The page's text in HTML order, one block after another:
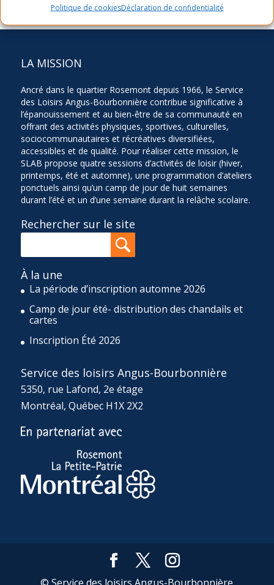
Politique de cookiesDéclaration de confidentialité
LA MISSION
Ancré dans le quartier Rosemont depuis 1966, le Service
des Loisirs Angus-Bourbonnière contribue significative à
l’épanouissement et au bien-être de sa communauté en
offrant des activités physiques, sportives, culturelles,
sociocommunautaires et récréatives diversifiées,
accessibles et de qualité. Pour réaliser cette mission, le
SLAB propose quatre sessions d’activités de loisir (hiver,
printemps, été et automne), une programmation d’ateliers
ponctuels ainsi qu’un camp de jour de huit semaines
durant l’été et un d’une semaine durant la relâche scolaire.
Rechercher sur le site
À la une
La période d’inscription automne 2026
Camp de jour été- distribution des chandails et
cartes
Inscription Été 2026
Service des loisirs Angus-Bourbonnière
5350, rue Lafond, 2e étage
Montréal, Québec H1X 2X2